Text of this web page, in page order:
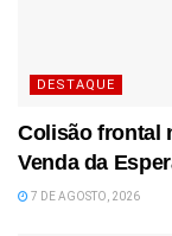
DESTAQUE
Colisão frontal
Venda da
7 DE AGOSTO, 2026